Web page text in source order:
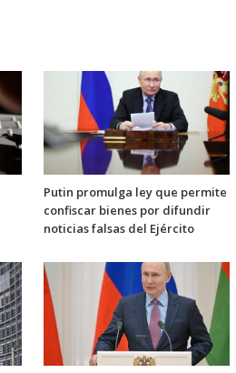
Putin promulga ley que permite
confiscar bienes por difundir
noticias falsas del Ejército